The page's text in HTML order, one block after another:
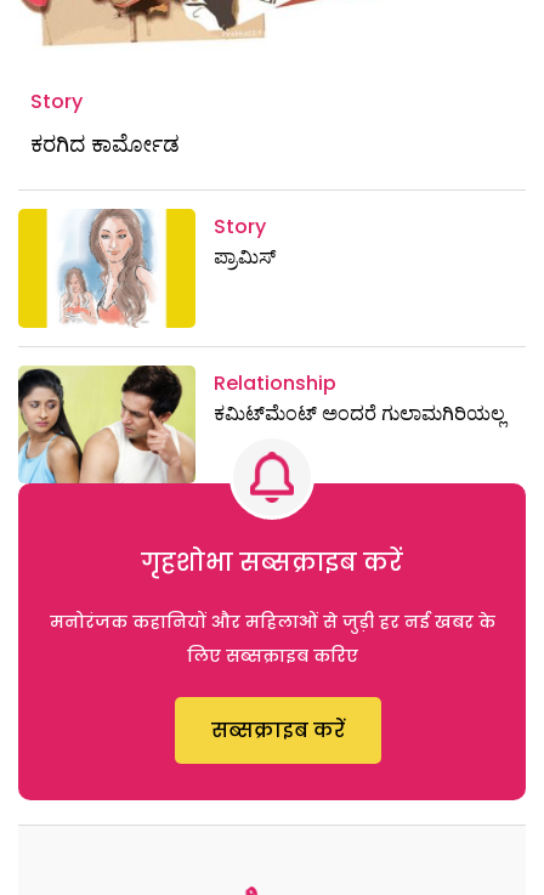
Story
ಕರಗಿದ ಕಾರ್ಮೋಡ
Story
ಪ್ರಾಮಿಸ್
Relationship
ಕಮಿಟ್‌ಮೆಂಟ್‌ ಅಂದರೆ ಗುಲಾಮಗಿರಿಯಲ್ಲ
गृहशोभा सब्सक्राइब करें
मनोरंजक कहानियों और महिलाओं से जुड़ी हर नई खबर के
लिए सब्सक्राइब करिए
सब्सक्राइब करें